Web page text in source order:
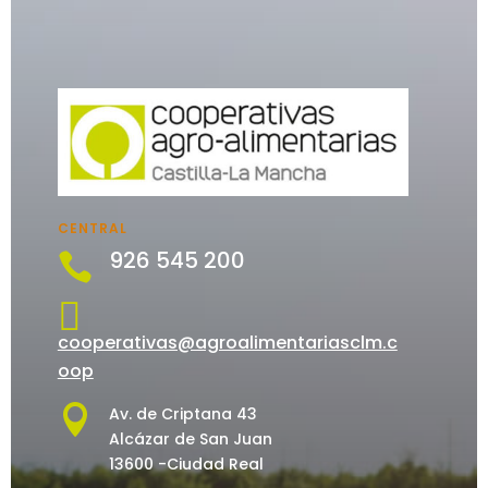
CENTRAL
 926 545 200

cooperativas@agroalimentariasclm.c
oop

Av. de Criptana 43
Alcázar de San Juan
13600 -Ciudad Real